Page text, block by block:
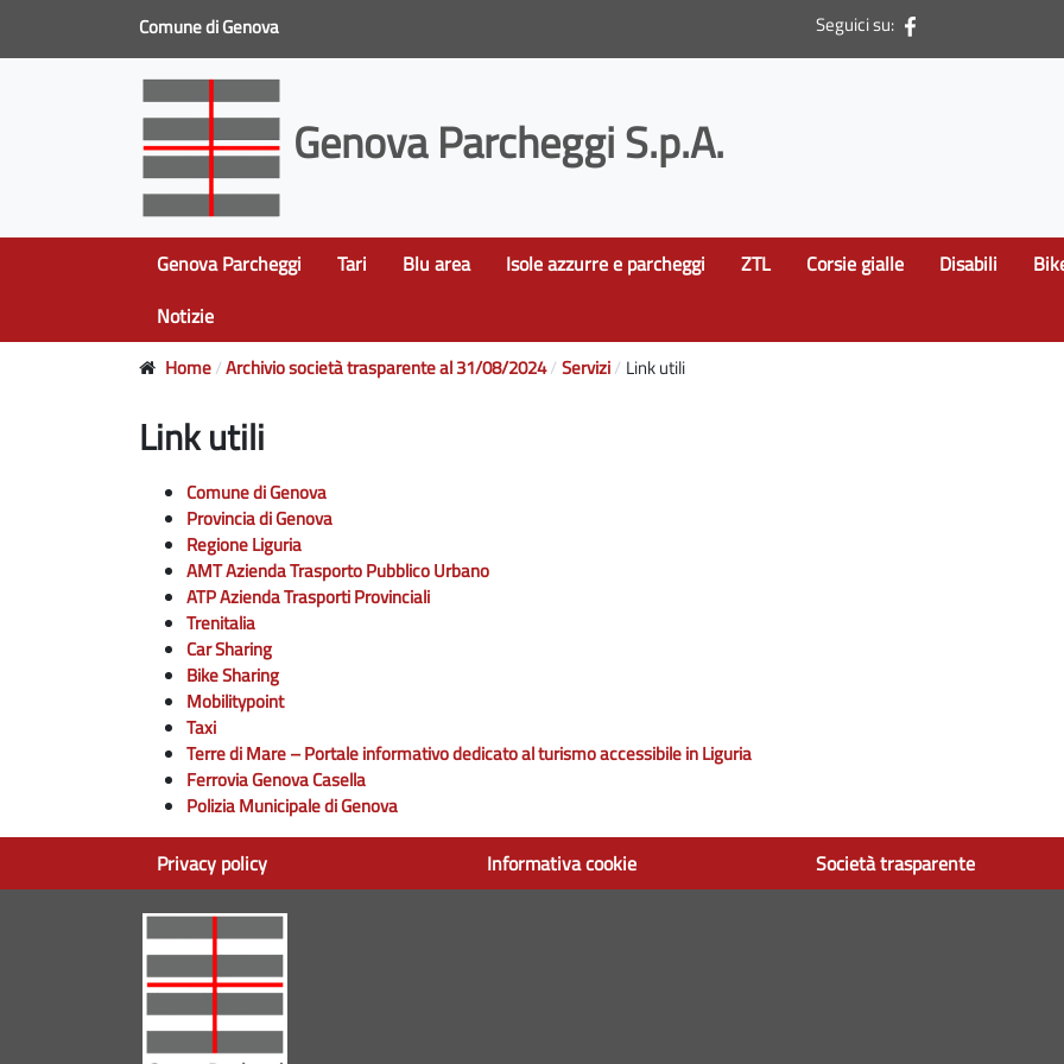
Comune di Genova Seguici su:
Genova Parcheggi S.p.A.
Genova Parcheggi Tari Blu area Isole azzurre e parcheggi ZTL Corsie gialle Disabili
Notizie
Home Archivio società trasparente al 31/08/2024 Servizi Link utili
Link utili
Comune di Genova
Provincia di Genova
Regione Liguria
AMT Azienda Trasporto Pubblico Urbano
ATP Azienda Trasporti Provinciali
Trenitalia
Car Sharing
Bike Sharing
Mobilitypoint
Taxi
Terre di Mare – Portale informativo dedicato al turismo accessibile in Liguria
Ferrovia Genova Casella
Polizia Municipale di Genova
Privacy policy Informativa cookie Società trasparente